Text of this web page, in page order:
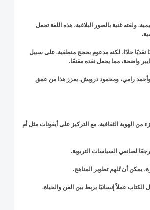
ولغته غنية بالصور البلاغية، هذه اللغة تجعل
نقديًا حادًا، لكنه مدعوم بحجج منطقية. على سبيل
واضحة، مما يجعل نقده مقنعًا.
رامي، ومحمود درويش. يعزز هذا من عمق
من الهوية الثقافية، مع التركيز على أيقونات مثل أم